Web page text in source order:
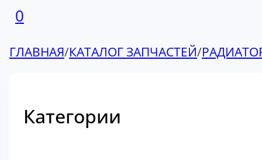
0
ГЛАВНАЯ/КАТАЛОГ ЗАПЧАСТЕЙ/
Категории